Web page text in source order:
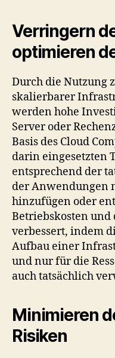
Verringern
optimieren
Durch die Nutzung
skalierbarer
werden hohe
Server oder
Basis des Cloud
darin eingesetzten
entsprechend der
der Anwendungen
hinzufügen oder
Betriebskosten
verbessert, indem
Aufbau einer
und nur für die
auch tatsächlich
Minimieren
Risiken